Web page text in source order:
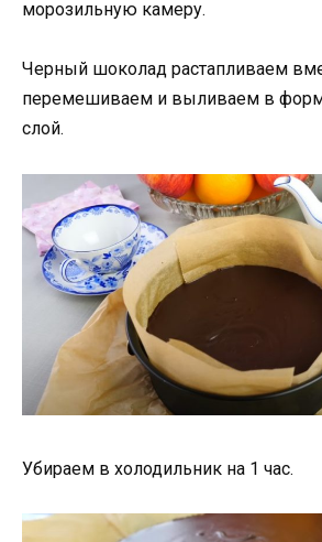
морозильную камеру.
Черный шоколад растапливаем
перемешиваем и выливаем в
слой.
Убираем в холодильник на 1 час.